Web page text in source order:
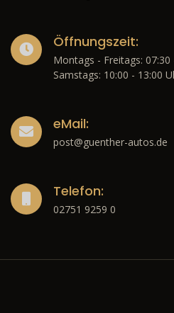
Öffnungszeit:
Montags - Freitags: 07:30
Samstags: 10:00 - 13:00
eMail:
post@guenther-autos.de
Telefon:
02751 9259 0